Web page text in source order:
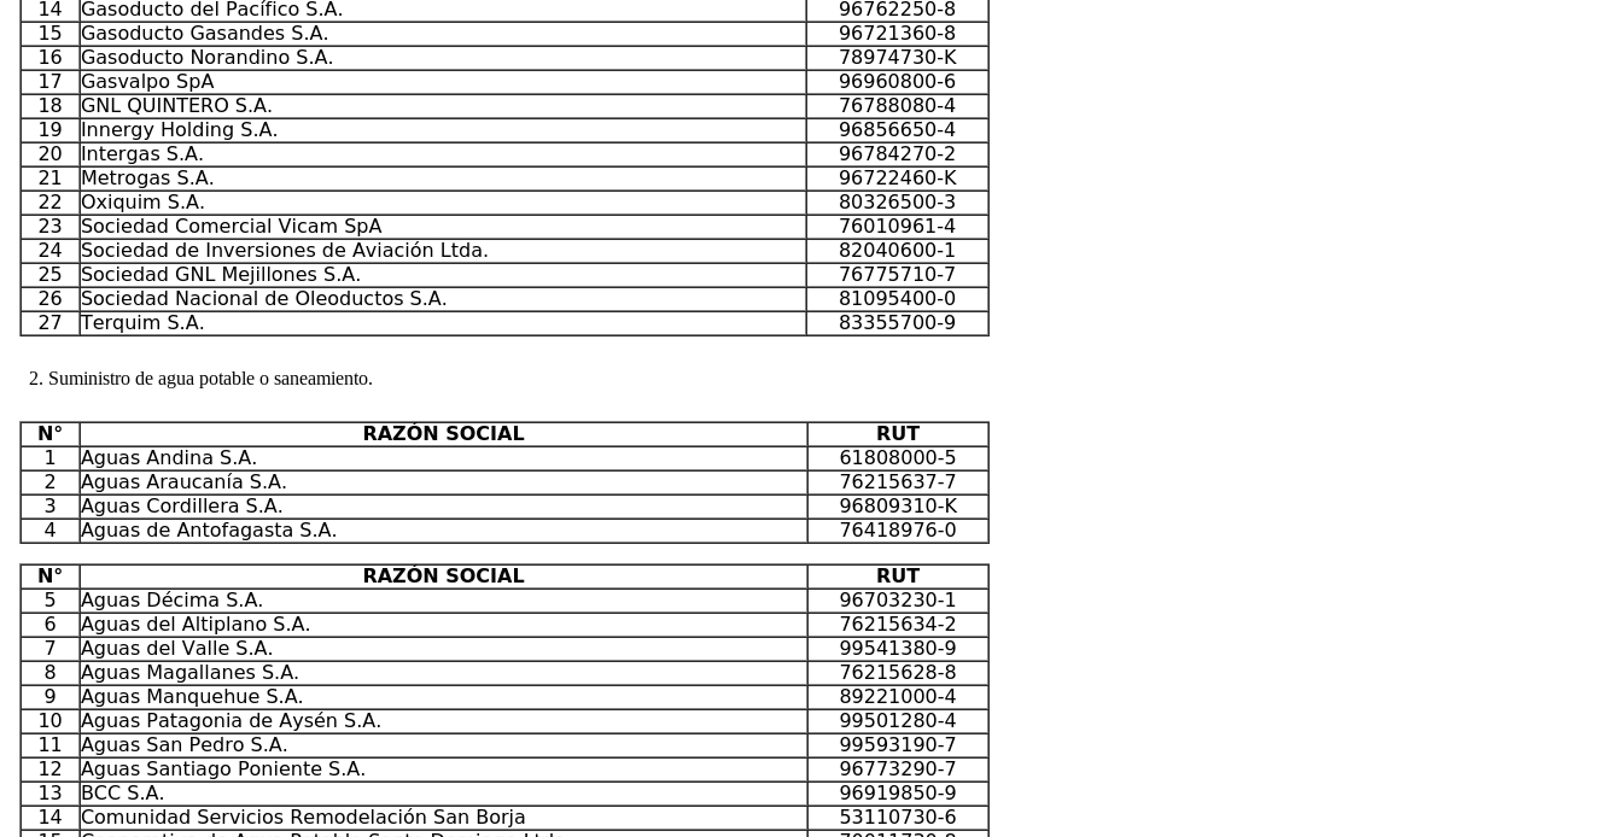
2. Suministro de agua potable o saneamiento.